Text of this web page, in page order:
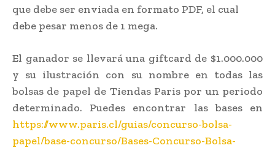
que debe ser enviada en formato PDF, el cual
debe pesar menos de 1 mega.
El ganador se llevará una giftcard de $1.000.000
y su ilustración con su nombre en todas las
bolsas de papel de Tiendas Paris por un periodo
determinado. Puedes encontrar las bases en
https://www.paris.cl/guias/concurso-bolsa-
papel/base-concurso/Bases-Concurso-Bolsa-